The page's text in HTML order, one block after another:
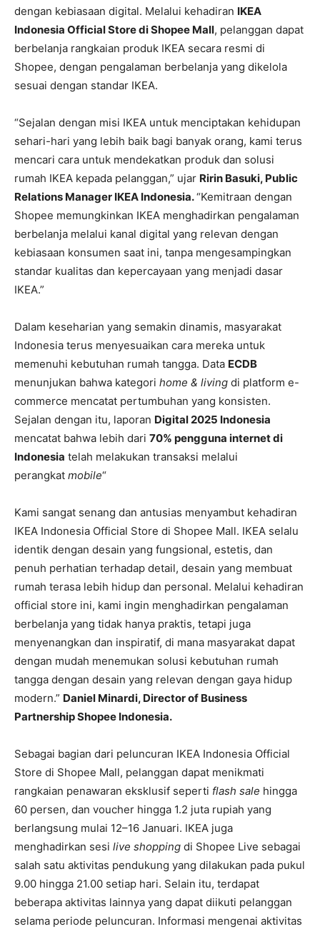
dengan kebiasaan digital. Melalui kehadiran IKEA
Indonesia Official Store di Shopee Mall, pelanggan dapat
berbelanja rangkaian produk IKEA secara resmi di
Shopee, dengan pengalaman berbelanja yang dikelola
sesuai dengan standar IKEA.
“Sejalan dengan misi IKEA untuk menciptakan kehidupan
sehari-hari yang lebih baik bagi banyak orang, kami terus
mencari cara untuk mendekatkan produk dan solusi
rumah IKEA kepada pelanggan,” ujar Ririn Basuki, Public
Relations Manager IKEA Indonesia.“Kemitraan dengan
Shopee memungkinkan IKEA menghadirkan pengalaman
berbelanja melalui kanal digital yang relevan dengan
kebiasaan konsumen saat ini, tanpa mengesampingkan
standar kualitas dan kepercayaan yang menjadi dasar
IKEA.”
Dalam keseharian yang semakin dinamis, masyarakat
Indonesia terus menyesuaikan cara mereka untuk
memenuhi kebutuhan rumah tangga. Data ECDB
menunjukan bahwa kategori home & living di platform e-
commerce mencatat pertumbuhan yang konsisten.
Sejalan dengan itu, laporan Digital 2025 Indonesia
mencatat bahwa lebih dari 70% pengguna internet di
Indonesia telah melakukan transaksi melalui
perangkat mobile“
Kami sangat senang dan antusias menyambut kehadiran
IKEA Indonesia Official Store di Shopee Mall. IKEA selalu
identik dengan desain yang fungsional, estetis, dan
penuh perhatian terhadap detail, desain yang membuat
rumah terasa lebih hidup dan personal. Melalui kehadiran
official store ini, kami ingin menghadirkan pengalaman
berbelanja yang tidak hanya praktis, tetapi juga
menyenangkan dan inspiratif, di mana masyarakat dapat
dengan mudah menemukan solusi kebutuhan rumah
tangga dengan desain yang relevan dengan gaya hidup
modern.” Daniel Minardi, Director of Business
Partnership Shopee Indonesia.
Sebagai bagian dari peluncuran IKEA Indonesia Official
Store di Shopee Mall, pelanggan dapat menikmati
rangkaian penawaran eksklusif seperti flash sale hingga
60 persen, dan voucher hingga 1.2 juta rupiah yang
berlangsung mulai 12–16 Januari. IKEA juga
menghadirkan sesi live shopping di Shopee Live sebagai
salah satu aktivitas pendukung yang dilakukan pada pukul
9.00 hingga 21.00 setiap hari. Selain itu, terdapat
beberapa aktivitas lainnya yang dapat diikuti pelanggan
selama periode peluncuran. Informasi mengenai aktivitas